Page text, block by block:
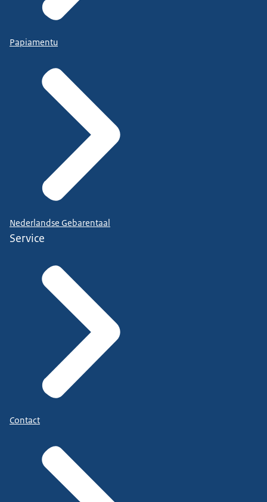
Papiamentu
Nederlandse Gebarentaal
Service
Contact